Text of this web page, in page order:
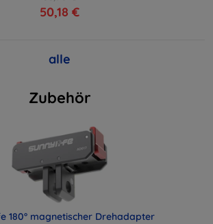
50,18 €
alle
Zubehör
180° magnetischer Drehadapter